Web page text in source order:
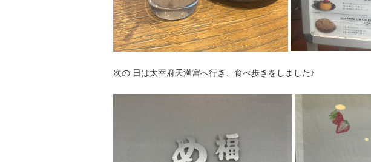
次の 日は太宰府天満宮へ行き、食べ歩きをしました♪